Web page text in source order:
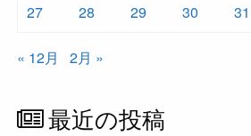
27
28 29 30 31
« 12月 2月 »
最近の投稿